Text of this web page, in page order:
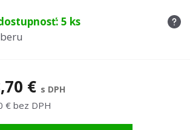
5 ks
€ s DPH
€ bez DPH